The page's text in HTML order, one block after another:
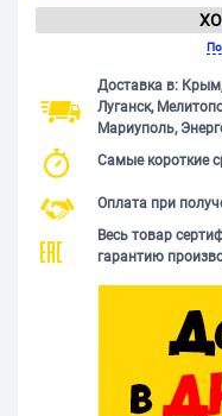
Доставка в:
Луганск,
Мариуполь,
Самые короткие
Оплата при
Весь товар
гарантию